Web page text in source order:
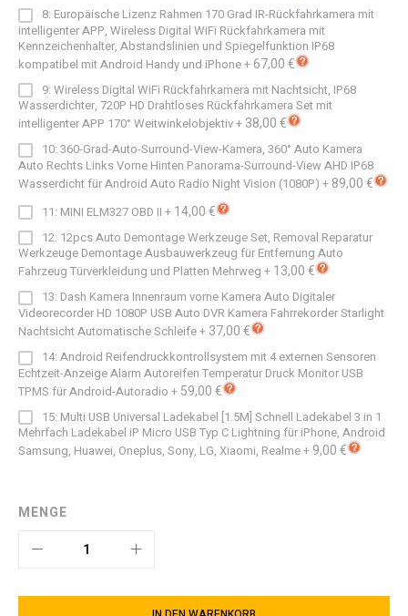
8: Europäische Lizenz Rahmen 170 Grad IR-Rückfahrkamera mit
intelligenter APP, Wireless Digital WiFi Rückfahrkamera mit
Kennzeichenhalter, Abstandslinien und Spiegelfunktion IP68
kompatibel mit Android Handy und iPhone+67,00 €
9: Wireless Digital WiFi Rückfahrkamera mit Nachtsicht, IP68
Wasserdichter, 720P HD Drahtloses Rückfahrkamera Set mit
intelligenter APP 170° Weitwinkelobjektiv+ 38,00 €
10: 360-Grad-Auto-Surround-View-Kamera, 360° Auto Kamera
Auto Rechts Links Vorne Hinten Panorama-Surround-View AHD IP68
Wasserdicht für Android Auto Radio Night Vision (1080P) + 89,00 €
11: MINI ELM327 OBD II + 14,00 €
12: 12pcs Auto Demontage Werkzeuge Set, Removal Reparatur
Werkzeuge Demontage Ausbauwerkzeug für Entfernung Auto
Fahrzeug Türverkleidung und Platten Mehrweg + 13,00 €
13: Dash Kamera Innenraum vorne Kamera Auto Digitaler
Videorecorder HD 1080P USB Auto DVR Kamera Fahrrekorder Starlight
Nachtsicht Automatische Schleife+ 37,00 €
14: Android Reifendruckkontrollsystem mit 4 externen Sensoren
Echtzeit-Anzeige Alarm Autoreifen Temperatur Druck Monitor USB
TPMS für Android-Autoradio + 59,00 €
15: Multi USB Universal Ladekabel [1.5M] Schnell Ladekabel 3 in 1
Mehrfach Ladekabel iP Micro USB Typ C Lightning für iPhone, Android
Samsung, Huawei, Oneplus, Sony, LG, Xiaomi, Realme+ 9,00 €
MENGE